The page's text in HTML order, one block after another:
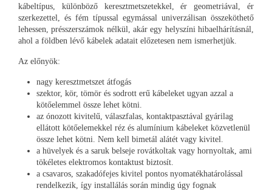
kábeltípus, különböző keresztmetszetekkel, ér geometriával, ér
szerkezettel, és fém típussal egymással univerzálisan összeköthető
lehessen, présszerszámok nélkül, akár egy helyszíni hibaelhárításnál,
ahol a földben lévő kábelek adatait előzetesen nem ismerhetjük.
Az előnyök:
nagy keresztmetszet átfogás
szektor, kör, tömör és sodrott erű kábeleket ugyan azzal a
kötőelemmel össze lehet kötni.
az ónozott kivitelű, válaszfalas, kontaktpasztával gyárilag
ellátott kötőelemekkel réz és alumínium kábeleket közvetlenül
össze lehet kötni. Nem kell bimetál alátét vagy kivitel.
a hüvelyek és a saruk belseje rovátkoltak vagy hornyoltak, ami
tökéletes elektromos kontaktust biztosít.
a csavaros, szakadófejes kivitel pontos nyomatékhatárolással
rendelkezik, így installálás során mindig úgy fognak